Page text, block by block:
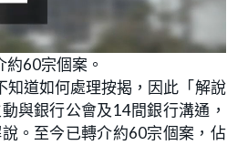
60宗個案。
知道如何處理按揭，因此「解說
與銀行公會及14間銀行溝通，
。至今已轉介約60宗個案，佔